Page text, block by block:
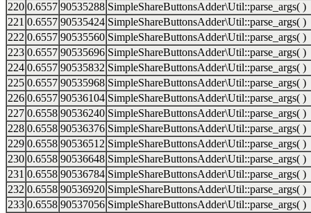
220 0.6557 90535288 SimpleShareButtonsAdder\Util::parse_args( )
221 0.6557 90535424 SimpleShareButtonsAdder\Util::parse_args( )
222 0.6557 90535560 SimpleShareButtonsAdder\Util::parse_args( )
223 0.6557 90535696 SimpleShareButtonsAdder\Util::parse_args( )
224 0.6557 90535832 SimpleShareButtonsAdder\Util::parse_args( )
225 0.6557 90535968 SimpleShareButtonsAdder\Util::parse_args( )
226 0.6557 90536104 SimpleShareButtonsAdder\Util::parse_args( )
227 0.6558 90536240 SimpleShareButtonsAdder\Util::parse_args( )
228 0.6558 90536376 SimpleShareButtonsAdder\Util::parse_args( )
229 0.6558 90536512 SimpleShareButtonsAdder\Util::parse_args( )
230 0.6558 90536648 SimpleShareButtonsAdder\Util::parse_args( )
231 0.6558 90536784 SimpleShareButtonsAdder\Util::parse_args( )
232 0.6558 90536920 SimpleShareButtonsAdder\Util::parse_args( )
233 0.6558 90537056 SimpleShareButtonsAdder\Util::parse_args( )